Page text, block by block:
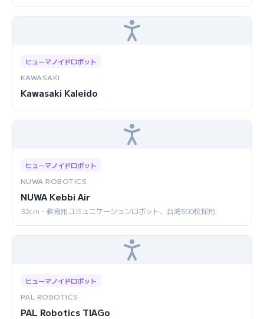
ヒューマノイドロボット
KAWASAKI
Kawasaki Kaleido
ヒューマノイドロボット
NUWA ROBOTICS
NUWA Kebbi Air
32cm・教育用コミュニケーションロボット、台湾500校採用
ヒューマノイドロボット
PAL ROBOTICS
PAL Robotics TIAGo